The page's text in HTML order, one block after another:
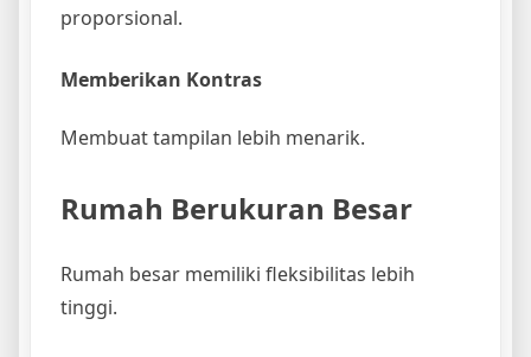
proporsional.
Memberikan Kontras
Membuat tampilan lebih menarik.
Rumah Berukuran Besar
Rumah besar memiliki fleksibilitas lebih
tinggi.